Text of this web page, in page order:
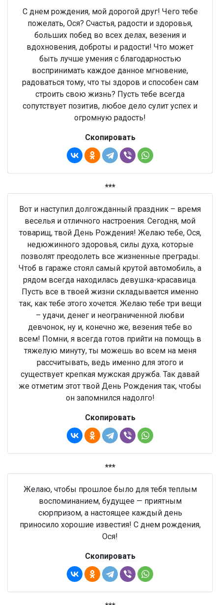
С днем рождения, мой дорогой друг! Чего тебе
пожелать, Ося? Счастья, радости и здоровья,
больших побед во всех делах, везения и
вдохновения, доброты и радости! Что может
быть лучше умения с благодарностью
воспринимать каждое данное мгновение,
радоваться тому, что ты здоров и способен сам
строить свою жизнь? Пусть тебе всегда
сопутствует позитив, любое дело сулит успех и
огромную радость!
Скопировать
***
Вот и наступил долгожданный праздник – время
веселья и отличного настроения. Сегодня, мой
товарищ, твой День Рождения! Желаю тебе, Ося,
недюжинного здоровья, силы духа, которые
позволят преодолеть все жизненные преграды.
Чтоб в гараже стоял самый крутой автомобиль, а
рядом всегда находилась девушка-красавица.
Пусть все в твоей жизни складывается именно
так, как тебе этого хочется. Желаю тебе три вещи
– удачи, денег и неограниченной любви
девчонок, ну и, конечно же, везения тебе во
всем! Помни, я всегда готов прийти на помощь в
тяжелую минуту, ты можешь во всем на меня
рассчитывать, ведь именно для этого и
существует крепкая мужская дружба. Так давай
же отметим этот твой День Рождения так, чтобы
он запомнился надолго!
Скопировать
***
Желаю, чтобы прошлое было для тебя теплым
воспоминанием, будущее — приятным
сюрпризом, а настоящее каждый день
приносило хорошие известия! С днем рождения,
Ося!
Скопировать